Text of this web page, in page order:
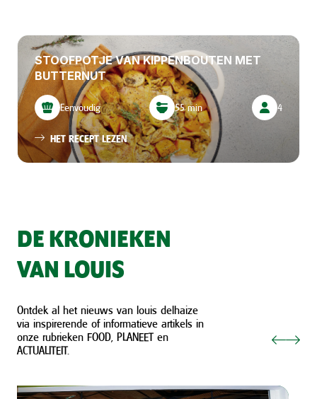
STOOFPOTJE VAN KIPPENBOUTEN MET
BUTTERNUT
Eenvoudig 55 min 4
HET RECEPT LEZEN
DE KRONIEKEN
VAN LOUIS
Ontdek al het nieuws van louis delhaize
via inspirerende of informatieve artikels in
onze rubrieken FOOD, PLANEET en
ACTUALITEIT.